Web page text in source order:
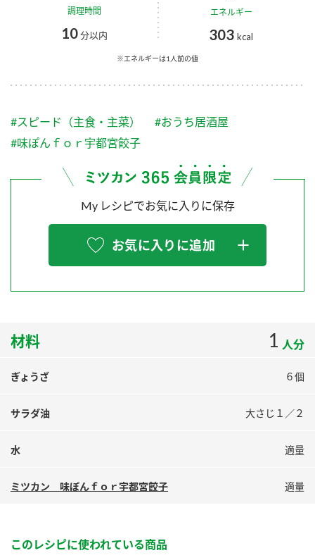
スープ 中華
ふりかけ おすしの素
炊き込みご飯の素 米飯用調味液
Fibee
つゆ
納豆のサイト
三ツ判山吹
スペシャルサイト
お酢を知ろう！
すしラボ
納豆の豆知識
ロングセラー商品 ＋ おすすめレシピ
企業理念
ミツカンの歴史
ミツカンを知る
環境への取り組み
お客様相談センター
お客様の声をいかしました
販売終了製品のご案内
よくあるご質問
ミツカン公式通販
業務用サイト ミツカングループについて
調理時間
10分以内
エネルギー
303 kcal
※エネルギーは1人前の値
#スピード（主食・主菜）
#おうち居酒屋
#味ぽんｆｏｒ宇都宮餃子
My レシピでお気に入りに保存
お気に入りに追加
材料 1 人分
ぎょうざ ６個
サラダ油 大さじ１／２
水 適量
ミツカン 味ぽんｆｏｒ宇都宮餃子 適量
このレシピに使われている商品